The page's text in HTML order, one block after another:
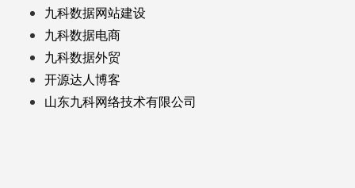
九科数据网站建设
九科数据电商
九科数据外贸
开源达人博客
山东九科网络技术有限公司